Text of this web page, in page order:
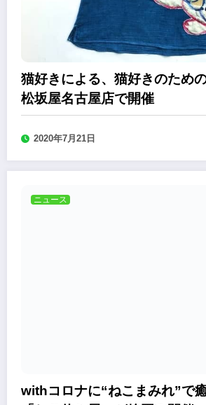
猫好きによる、猫好きのため
松坂屋名古屋店で開催
2020年7月21日
ニュース
withコロナに“ねこまみれ”で